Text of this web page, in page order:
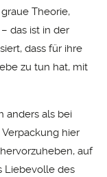
Theorie,
das ist in der
dass für ihre
zu tun hat, mit
anders als bei
hier
auf
Liebevolle des